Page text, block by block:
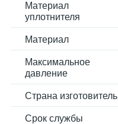
Материал
уплотнителя
Материал
Максимальное
давление
Страна изготовитель
Срок службы